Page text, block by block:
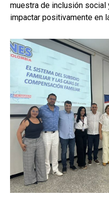
muestra de inclusión social
impactar positivamente en